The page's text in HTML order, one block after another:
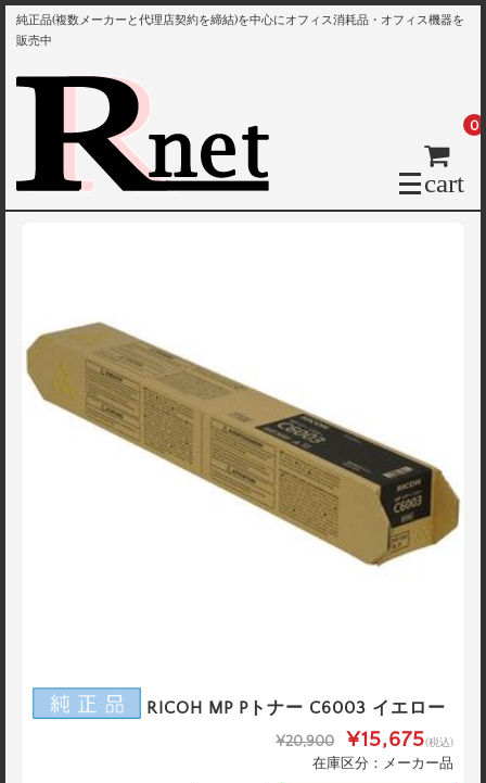
純正品(複数メーカーと代理店契約を締結)を中心にオフィス消耗品・オフィス機器を
販売中
cart
0
RICOH MP Pトナー C6003 イエロー
¥20,900 ¥15,675(税込)
在庫区分：メーカー品